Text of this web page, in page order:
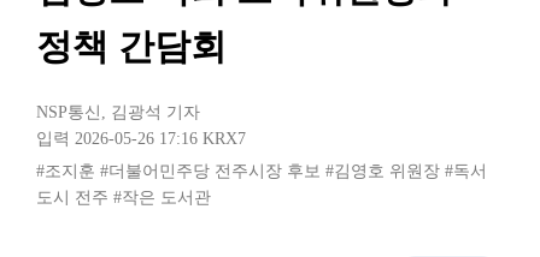
정책 간담회
NSP통신 , 김광석 기자
입력 2026-05-26 17:16 KRX7
#조지훈 #더불어민주당 전주시장 후보 #김영호 위원장 #독서
도시 전주 #작은 도서관